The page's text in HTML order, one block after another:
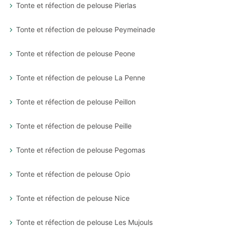
Tonte et réfection de pelouse Pierlas
Tonte et réfection de pelouse Peymeinade
Tonte et réfection de pelouse Peone
Tonte et réfection de pelouse La Penne
Tonte et réfection de pelouse Peillon
Tonte et réfection de pelouse Peille
Tonte et réfection de pelouse Pegomas
Tonte et réfection de pelouse Opio
Tonte et réfection de pelouse Nice
Tonte et réfection de pelouse Les Mujouls